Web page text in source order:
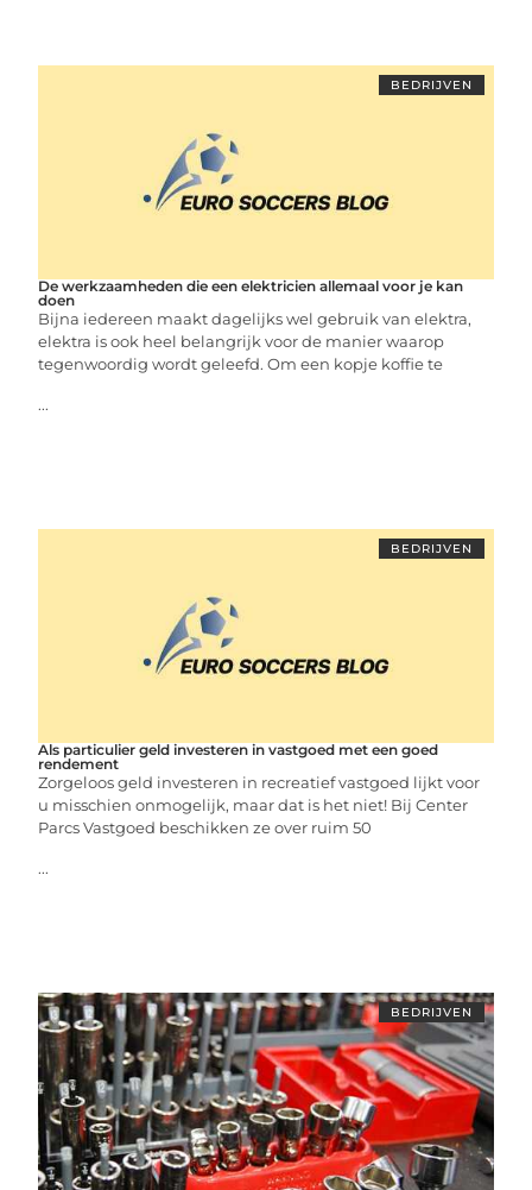
BEDRIJVEN
De werkzaamheden die een elektricien allemaal voor je kan
doen
Bijna iedereen maakt dagelijks wel gebruik van elektra,
elektra is ook heel belangrijk voor de manier waarop
tegenwoordig wordt geleefd. Om een kopje koffie te
...
BEDRIJVEN
Als particulier geld investeren in vastgoed met een goed
rendement
Zorgeloos geld investeren in recreatief vastgoed lijkt voor
u misschien onmogelijk, maar dat is het niet! Bij Center
Parcs Vastgoed beschikken ze over ruim 50
...
BEDRIJVEN